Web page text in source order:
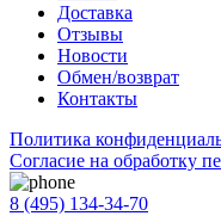
Доставка
Отзывы
Новости
Обмен/возврат
Контакты
Политика
Согласиe на обработку
8 (495) 134-34-70